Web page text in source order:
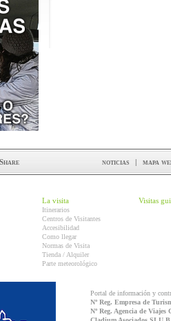
noticias | mapa
La visita
Itinerarios
Centros de Visitantes
Accesibilidad
Como llegar
Normas de Visita
Tienda / Alquiler
Parte meteorológico
Visitas
Portal de información y
Nº Reg. Empresa de
Nº Reg. Agencia de Viajes